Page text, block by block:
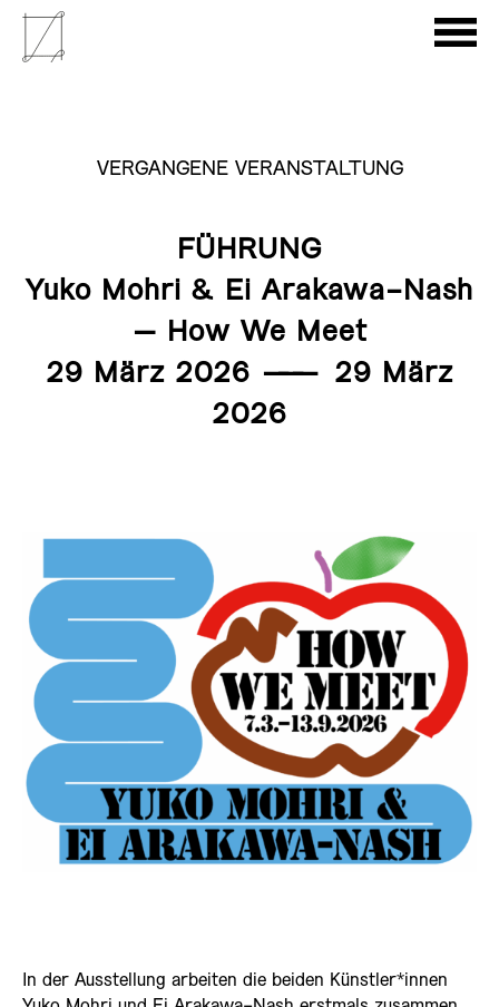
VERGANGENE VERANSTALTUNG
FÜHRUNG
Yuko Mohri & Ei Arakawa-Nash
– How We Meet
29 März 2026 ———
29 März
2026
In der Ausstellung arbeiten die beiden Künstler*innen